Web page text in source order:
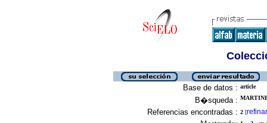
Base de datos : article
B�squeda :
Referencias encontradas : 2 [refinar